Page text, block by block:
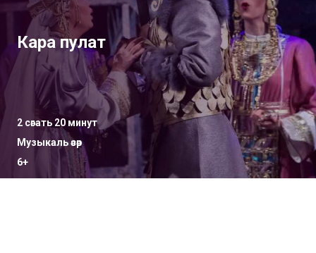
Кара пулат
2 сәгать 20 минут
Музыкаль әсәр
6+